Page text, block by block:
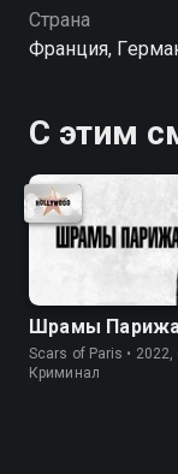
Страна
Франция,
С этим
Шрамы Парижа
Scars of Paris • 2022,
Криминал